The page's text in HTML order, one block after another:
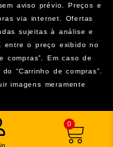
aviso prévio. Preços e
via internet. Ofertas
sujeitas à análise e
entre o preço exibido no
compras”. Em caso de
“Carrinho de compras”.
imagens meramente
0